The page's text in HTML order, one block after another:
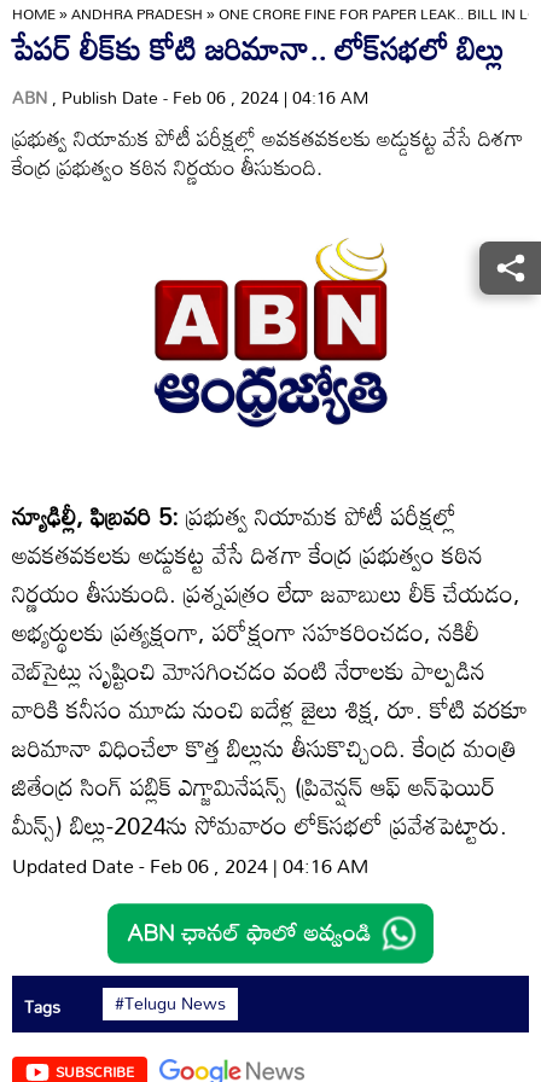
HOME»ANDHRA PRADESH»ONE CRORE FINE FOR PAPER LEAK.. BILL IN
పేపర్‌ లీక్‌కు కోటి జరిమానా.. లోక్‌సభలో బిల్లు
ABN, Publish Date - Feb 06 , 2024 | 04:16 AM
ప్రభుత్వ నియామక పోటీ పరీక్షల్లో అవకతవకలకు అడ్డుకట్ట వేసే దిశగా
కేంద్ర ప్రభుత్వం కఠిన నిర్ణయం తీసుకుంది.
న్యూఢిల్లీ, ఫిబ్రవరి 5:ప్రభుత్వ నియామక పోటీ పరీక్షల్లో
అవకతవకలకు అడ్డుకట్ట వేసే దిశగా కేంద్ర ప్రభుత్వం కఠిన
నిర్ణయం తీసుకుంది. ప్రశ్నపత్రం లేదా జవాబులు లీక్‌ చేయడం,
అభ్యర్థులకు ప్రత్యక్షంగా, పరోక్షంగా సహకరించడం, నకిలీ
వెబ్‌సైట్లు సృష్టించి మోసగించడం వంటి నేరాలకు పాల్పడిన
వారికి కనీసం మూడు నుంచి ఐదేళ్ల జైలు శిక్ష, రూ. కోటి వరకూ
జరిమానా విధించేలా కొత్త బిల్లును తీసుకొచ్చింది. కేంద్ర మంత్రి
జితేంద్ర సింగ్‌ పబ్లిక్‌ ఎగ్జామినేషన్స్‌ (ప్రివెన్షన్‌ ఆఫ్‌ అన్‌ఫెయిర్‌
మీన్స్‌) బిల్లు-2024ను సోమవారం లోక్‌సభలో ప్రవేశపెట్టారు.
Updated Date - Feb 06 , 2024 | 04:16 AM
Tags #Telugu News
SUBSCRIBE